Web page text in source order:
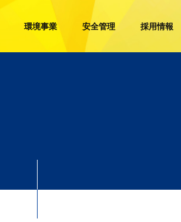
環境事業 安全管理 採用情報